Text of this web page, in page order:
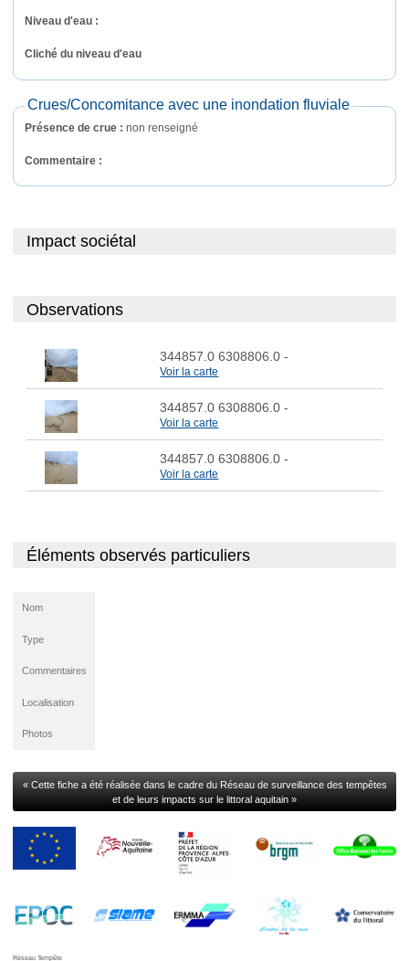
Niveau d'eau :
Cliché du niveau d'eau
Crues/Concomitance avec une inondation fluviale
Présence de crue : non renseigné
Commentaire :
Impact sociétal
Observations
344857.0 6308806.0-
Voir la carte
344857.0 6308806.0-
Voir la carte
344857.0 6308806.0-
Voir la carte
Éléments observés particuliers
Nom
Type
Commentaires
Localisation
Photos
« Cette fiche a été réalisée dans le cadre du Réseau de surveillance des tempêtes
et de leurs impacts sur le littoral aquitain »
Réseau Tempête